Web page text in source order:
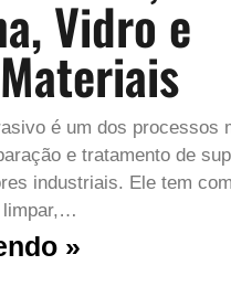
Vidro e
é um dos processos
e tratamento de
industriais. Ele tem
limpar,…
»